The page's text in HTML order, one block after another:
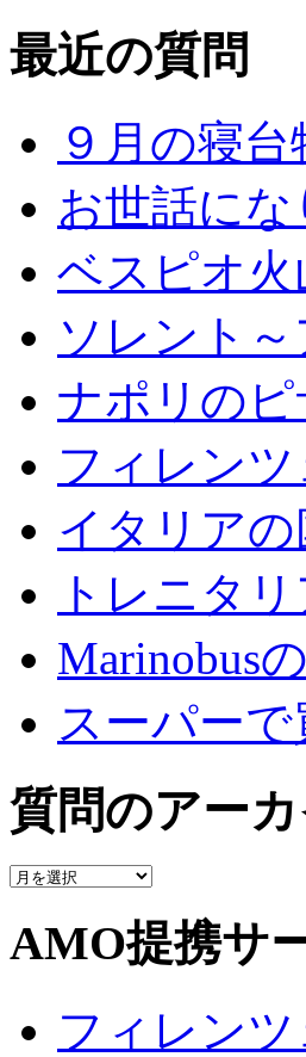
最近の質問
９月の寝
お世話にな
ベスピオ火
ソレント
ナポリのピ
フィレン
イタリアの
トレニタ
Marinobus
スーパー
質問のアー
質
の
ア
イ
AMO提携サ
フィレンツ